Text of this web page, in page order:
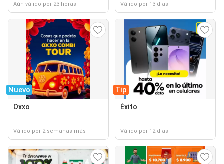
Aún válido por 23 horas Válido por 13 días
Nuevo
Oxxo
Válido por 2 semanas más
Tip
Éxito
Válido por 12 días